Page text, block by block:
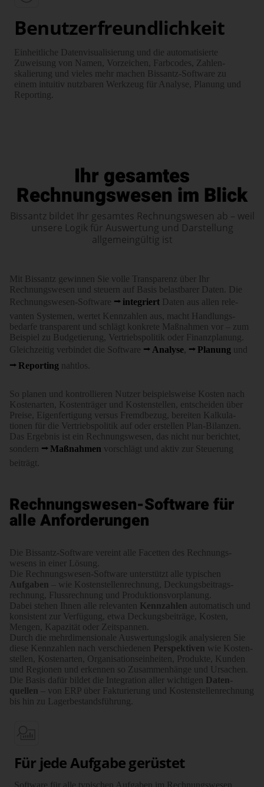
Benutzerfreundlichkeit
Einheitliche Daten­visualisierung und die auto­matisierte
Zuweisung von Namen, Vorzeichen, Farb­codes, Zahlen­
skalierung und vieles mehr machen Bissantz-Software zu
einem intuitiv nutzbaren Werk­zeug für Analyse, Planung und
Reporting.
Ihr gesamtes
Rechnungswesen im Blick
Bissantz bildet Ihr gesamtes Rechnungswesen ab – weil
unsere Logik für Auswertung und Darstellung
allgemeingültig ist
Mit Bissantz gewinnen Sie volle Trans­parenz über Ihr
Rechnungs­wesen und steuern auf Basis belast­barer Daten. Die
Rech­nungs­wesen-Software
integriert Daten aus allen rele­
vanten Systemen, wertet Kenn­zahlen aus, macht Hand­lungs­
bedarfe trans­parent und schlägt konkrete Maßnahmen vor – zum
Beispiel zu Budge­tierung, Ver­triebs­politik oder Finanz­planung.
Gleichz­eitig verbindet die Software
Analyse, Planung und
Reporting nahtlos.
So planen und kontrollieren Nutzer bei­spiels­weise Kosten nach
Kosten­arten, Kosten­träger und Kosten­stellen, ent­scheiden über
Preise, Eigen­fertigung versus Fremd­bezug, bereiten Kalku­la­
tionen für die Vertriebs­politik auf oder erstellen Plan-Bilanzen.
Das Ergebnis ist ein Rech­nungs­wesen, das nicht nur berichtet,
sondern
Maßnahmen vorschlägt und aktiv zur Steuerung
beiträgt.
Rechnungswesen-Software für
alle Anforderungen
Die Bissantz-Software vereint alle Facetten des Rech­nungs­
wesens in einer Lösung.
Die Rechnungs­wesen-Software unter­stützt alle typischen
Aufgaben – wie Kosten­stellen­rechnung, Deckungs­bei­trags­
rechnung, Fluss­rechnung und Produk­tions­vor­planung.
Dabei stehen Ihnen alle relevanten Kennzahlen auto­ma­tisch und
konsistent zur Verfügung, etwa Deckungs­bei­träge, Kosten,
Mengen, Kapazität oder Zeitspannen.
Durch die mehr­dimen­sionale Auswer­tungs­logik analysieren Sie
diese Kennzahlen nach verschie­denen Perspektiven wie Kosten­
stellen, Kosten­arten, Organi­sa­tions­ein­heiten, Produkte, Kunden
und Regionen und erkennen so Zusammen­hänge und Ursachen.
Die Basis dafür bildet die Inte­gration aller wichtigen Daten­
quellen – von ERP über Fakturierung und Kosten­stellen­rechnung
bis hin zu Lager­be­stands­führung.
Für jede Aufgabe gerüstet
Software für alle typischen Aufgaben im Rechnungswesen.